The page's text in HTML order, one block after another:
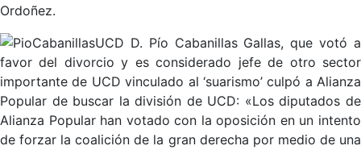
Ordoñez.
D. Pío Cabanillas Gallas, que votó a
favor del divorcio y es considerado jefe de otro sector
importante de UCD vinculado al ‘suarismo’ culpó a Alianza
Popular de buscar la división de UCD: «Los diputados de
Alianza Popular han votado con la oposición en un intento
de forzar la coalición de la gran derecha por medio de una